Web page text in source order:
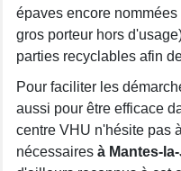
épaves encore
gros porteur hors
parties recyclables afin
Pour faciliter les
aussi pour être efficace
centre VHU n'hésite pas
nécessaires à Mantes-